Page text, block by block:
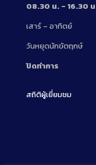
08.30 น. – 16.30
เสาร์ – อาทิตย์
วันหยุดนักขัตฤกษ์
ปิดทำการ
สถิติผู้เยี่ยมชม